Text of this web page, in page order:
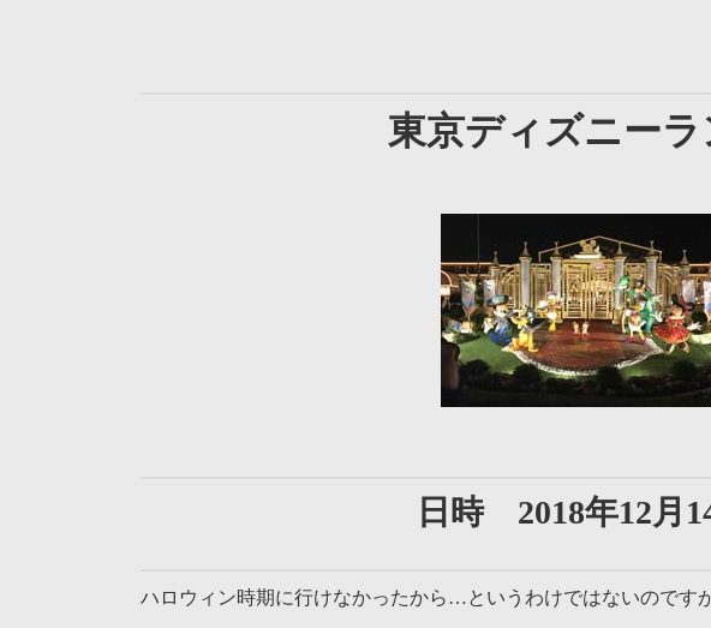
東京ディズニーラ
日時 2018年12月
ハロウィン時期に行けなかったから…というわけではないのです